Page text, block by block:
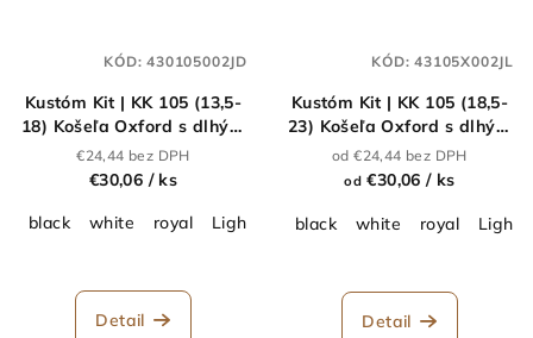
Kustóm Kit | KK 105 (13,5-
18) Košeľa Oxford s dlhým
rukávom_43.0105
€24,44 bez DPH
€30,06 / ks
black
white royal Light Blue silver grey
Detail
KÓD:430105002JD
Kustóm Kit | KK 105 (18,5-
23) Košeľa Oxford s dlhým
rukávom_43.105X
od €24,44 bez DPH
od €30,06/ ks
black white royal Light
Detail
KÓD:43105X002JL